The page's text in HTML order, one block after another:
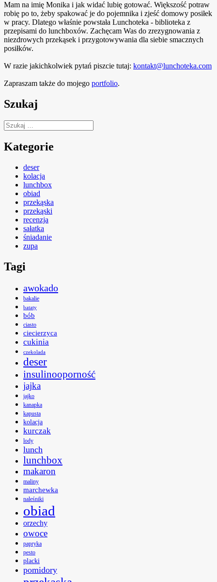
Mam na imię Monika i jak widać lubię gotować. Większość potraw
robię po to, żeby spakować je do pojemnika i zjeść domowy posiłek
w pracy. Dlatego właśnie powstała Lunchoteka - biblioteka z
przepisami do lunchboxów. Zachęcam Was do zrezygnowania z
niezdrowych przekąsek i przygotowywania dla siebie smacznych
posiłków.
W razie jakichkolwiek pytań piszcie tutaj: kontakt@lunchoteka.com
Zapraszam także do mojego portfolio.
Szukaj
Szukaj:
Kategorie
deser
kolacja
lunchbox
obiad
przekąska
przekąski
recenzja
sałatka
śniadanie
zupa
Tagi
awokado
bakalie
bataty
bób
ciasto
ciecierzyca
cukinia
czekolada
deser
insulinooporność
jajka
jajko
kanapka
kapusta
kolacja
kurczak
lody
lunch
lunchbox
makaron
maliny
marchewka
naleśniki
obiad
orzechy
owoce
papryka
pesto
placki
pomidory